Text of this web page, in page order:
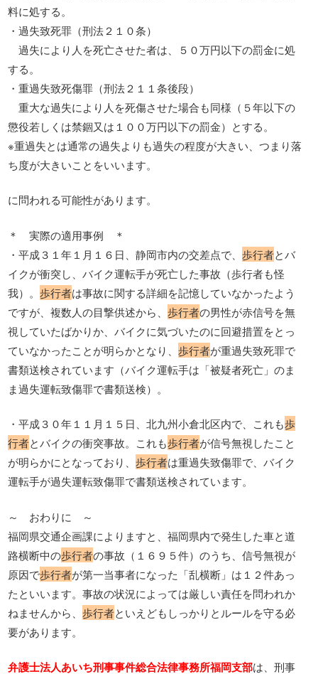
料に処する。
・過失致死罪（刑法２１０条）
過失により人を死亡させた者は、５０万円以下の罰金に処
する。
・重過失致死傷罪（刑法２１１条後段）
重大な過失により人を死傷させた場合も同様（５年以下の
懲役若しくは禁錮又は１００万円以下の罰金）とする。
※重過失とは通常の過失よりも過失の程度が大きい、つまり落
ち度が大きいことをいいます。
に問われる可能性があります。
＊ 実際の適用事例 ＊
・平成３１年１月１６日、静岡市内の交差点で、歩行者とバ
イクが衝突し、バイク運転手が死亡した事故（歩行者も怪
我）。歩行者は事故に関する詳細を記憶していなかったよう
ですが、複数人の目撃供述から、歩行者の男性が赤信号を無
視していたばかりか、バイクに気づいたのに回避措置をとっ
ていなかったことが明らかとなり、歩行者が重過失致死罪で
書類送検されています（バイク運転手は「被疑者死亡」のま
ま過失運転致傷罪で書類送検）。
・平成３０年１１月１５日、北九州小倉北区内で、これも歩
行者とバイクの衝突事故。これも歩行者が信号無視したこと
が明らかにとなっており、歩行者は重過失致傷罪で、バイク
運転手が過失運転致傷罪で書類送検されています。
～ おわりに ～
福岡県交通企画課によりますと、福岡県内で発生した車と道
路横断中の歩行者の事故（１６９５件）のうち、信号無視が
原因で歩行者が第一当事者になった「乱横断」は１２件あっ
たといいます。事故の状況によっては厳しい責任を問われか
ねませんから、歩行者といえどもしっかりとルールを守る必
要があります。
弁護士法人あいち刑事事件総合法律事務所福岡支部は、刑事